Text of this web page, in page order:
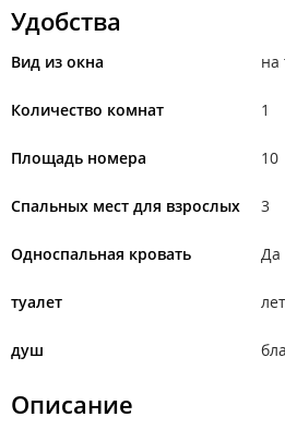
Удобства
Вид из окна на
Количество комнат 1
Площадь номера 10
Спальных мест для взрослых 3
Односпальная кровать Да
туалет
душ
Описание